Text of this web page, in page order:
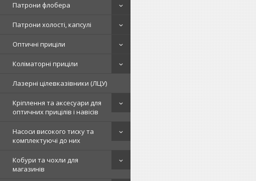
Патрони флобера
Патрони холості, капсулі
Оптичні приціли
Коліматорні приціли
Лазерні цілевказівники (ЛЦУ)
Кріплення та аксесуари для
оптичних прицілів і навісів
Насоси високого тиску та
комплектуючі до них
Кобури та чохли для
магазинів